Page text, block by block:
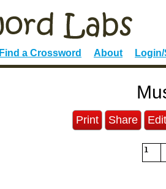
Find a Crossword About
Print Share Edit
1